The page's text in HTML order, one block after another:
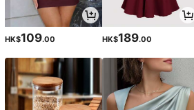
HK$109.00 HK$189.00